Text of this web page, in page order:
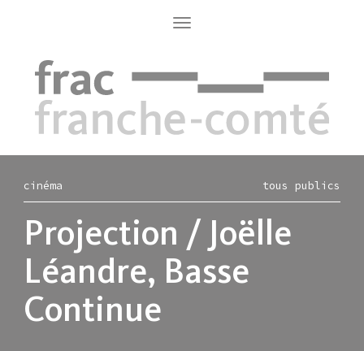
Toggle
navigation
cinéma tous publics
Projection / Joëlle
Léandre, Basse
Continue